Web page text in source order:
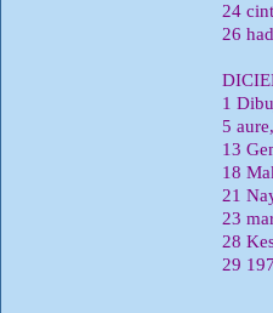
24
26
1
5
13
18
21
23
28
29